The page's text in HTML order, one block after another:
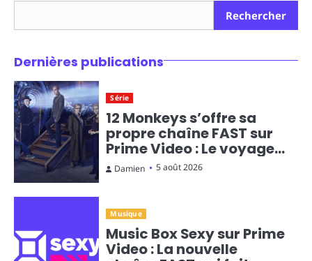
Rechercher
Dernières publications
Série
12 Monkeys s’offre sa
propre chaîne FAST sur
Prime Video : Le voyage
temporel en diffusion
Damien 5 août 2026
Musique
Music Box Sexy sur Prime
Video : La nouvelle